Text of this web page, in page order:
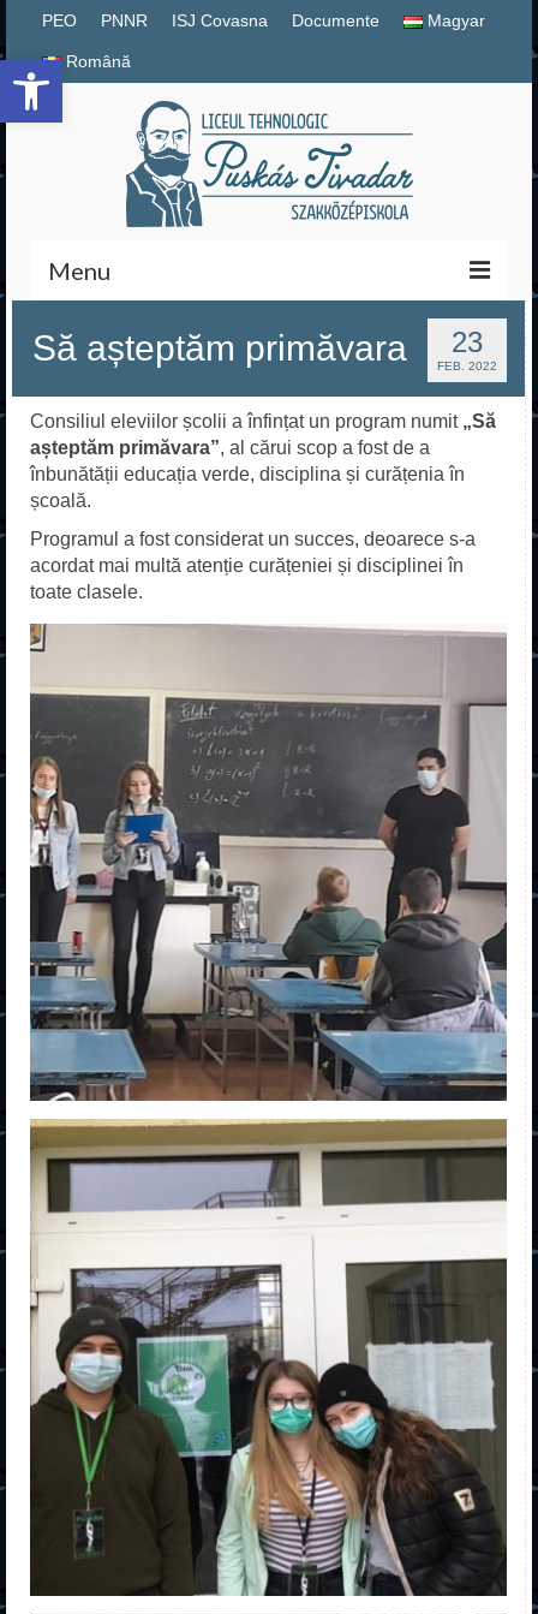
Deschide bara de unelte
PEO PNNR ISJ Covasna Documente Magyar
Română
Menu
Magyar
PNNR
Documente școlare
Acasă
Despre școală
Profesori
Galerie
Contact
Erasmus+
ADMITERE
Liceu
Frecvență redusă
Școală profesională
Special
Școala de șoferi
Postliceal
23
FEB. 2022
Să așteptăm primăvara
Consiliul eleviilor școlii a înfințat un program numit „Să
așteptăm primăvara”, al cărui scop a fost de a
înbunătății educația verde, disciplina și curățenia în
școală.
Programul a fost considerat un succes, deoarece s-a
acordat mai multă atenție curățeniei și disciplinei în
toate clasele.